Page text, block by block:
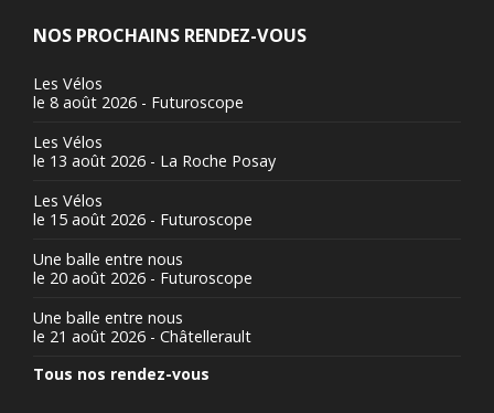
NOS PROCHAINS RENDEZ-VOUS
Les Vélos
le 8 août 2026 - Futuroscope
Les Vélos
le 13 août 2026 - La Roche Posay
Les Vélos
le 15 août 2026 - Futuroscope
Une balle entre nous
le 20 août 2026 - Futuroscope
Une balle entre nous
le 21 août 2026 - Châtellerault
Tous nos rendez-vous